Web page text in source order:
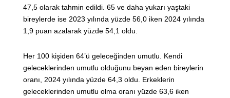
47,5 olarak tahmin edildi. 65 ve daha yukarı yaştaki
bireylerde ise 2023 yılında yüzde 56,0 iken 2024 yılında
1,9 puan azalarak yüzde 54,1 oldu.
Her 100 kişiden 64’ü geleceğinden umutlu. Kendi
geleceklerinden umutlu olduğunu beyan eden bireylerin
oranı, 2024 yılında yüzde 64,3 oldu. Erkeklerin
geleceklerinden umutlu olma oranı yüzde 63,6 iken